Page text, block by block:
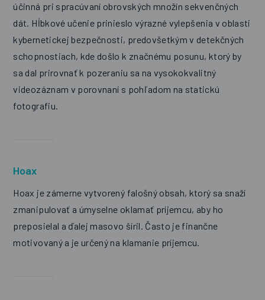
účinná pri spracúvaní obrovských množín sekvenčných
dát. Hĺbkové učenie prinieslo výrazné vylepšenia v oblasti
kybernetickej bezpečnosti, predovšetkým v detekčných
schopnostiach, kde došlo k značnému posunu, ktorý by
sa dal prirovnať k pozeraniu sa na vysokokvalitný
videozáznam v porovnaní s pohľadom na statickú
fotografiu.
Hoax
Hoax je zámerne vytvorený falošný obsah, ktorý sa snaží
zmanipulovať a úmyselne oklamať príjemcu, aby ho
preposielal a ďalej masovo šíril. Často je finančne
motivovaný a je určený na klamanie príjemcu.